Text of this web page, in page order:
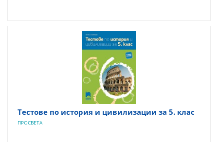
Тестове по история и цивилизации за 5. клас
ПРОСВЕТА